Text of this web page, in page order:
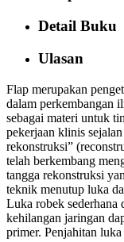
Detail Buku
Ulasan
Flap merupakan
dalam perkembangan
sebagai materi untuk
pekerjaan klinis
rekonstruksi”
telah berkembang
tangga rekonstruksi
teknik menutup luka
Luka robek sederhana
kehilangan jaringan
primer. Penjahitan